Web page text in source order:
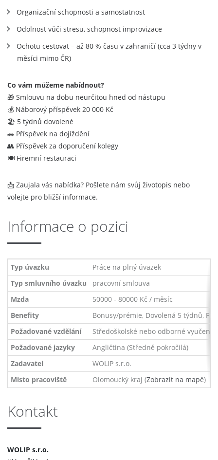
Organizační schopnosti a samostatnost
Odolnost vůči stresu, schopnost improvizace
Ochotu cestovat – až 80 % času v zahraničí (cca 3 týdny v
měsíci mimo ČR)
Co vám můžeme nabídnout?
🎁 Smlouvu na dobu neurčitou hned od nástupu
💰 Náborový příspěvek 20 000 Kč
🏖 5 týdnů dovolené
🚗 Příspěvek na dojíždění
👥 Příspěvek za doporučení kolegy
🍽 Firemní restauraci
📩 Zaujala vás nabídka? Pošlete nám svůj životopis nebo
volejte pro bližší informace.
Informace o pozici
Typ úvazku
Práce na plný úvazek
Typ smluvního úvazku
pracovní smlouva
Mzda
50000 - 80000 Kč / měsíc
Benefity
Bonusy/prémie, Dovolená 5 týdnů,
Požadované vzdělání
Středoškolské nebo odborné vyučení
Požadované jazyky
Angličtina (Středně pokročilá)
Zadavatel
WOLIP s.r.o.
Místo pracoviště
Olomoucký kraj (Zobrazit na mapě)
Kontakt
WOLIP s.r.o.